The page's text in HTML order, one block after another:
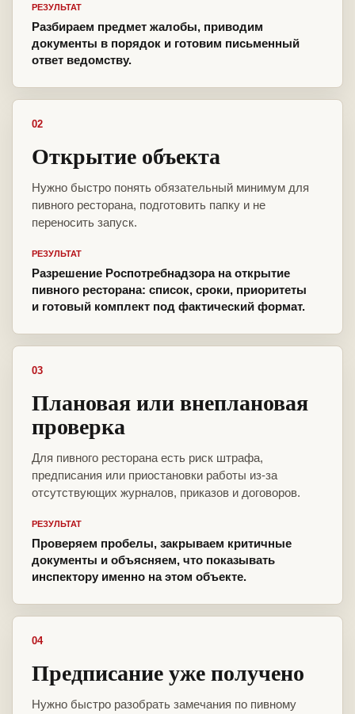
РЕЗУЛЬТАТ
Разбираем предмет жалобы, приводим
документы в порядок и готовим письменный
ответ ведомству.
02
Открытие объекта
Нужно быстро понять обязательный минимум для
пивного ресторана, подготовить папку и не
переносить запуск.
РЕЗУЛЬТАТ
Разрешение Роспотребнадзора на открытие
пивного ресторана: список, сроки, приоритеты
и готовый комплект под фактический формат.
03
Плановая или внеплановая
проверка
Для пивного ресторана есть риск штрафа,
предписания или приостановки работы из-за
отсутствующих журналов, приказов и договоров.
РЕЗУЛЬТАТ
Проверяем пробелы, закрываем критичные
документы и объясняем, что показывать
инспектору именно на этом объекте.
04
Предписание уже получено
Нужно быстро разобрать замечания по пивному